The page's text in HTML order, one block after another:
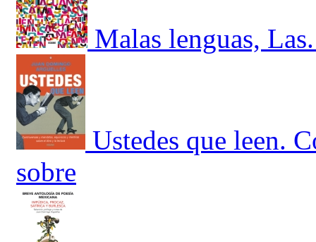
Malas lenguas,
Ustedes que leen.
sobre